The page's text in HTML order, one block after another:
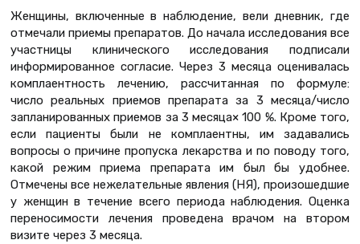
Женщины, включенные в наблюдение, вели дневник, где
отмечали приемы препаратов. До начала исследования все
участницы клинического исследования подписали
информированное согласие. Через 3 месяца оценивалась
комплаентность лечению, рассчитанная по формуле:
число реальных приемов препарата за 3 месяца/число
запланированных приемов за 3 месяца× 100 %. Кроме того,
если пациенты были не комплаентны, им задавались
вопросы о причине пропуска лекарства и по поводу того,
какой режим приема препарата им был бы удобнее.
Отмечены все нежелательные явления (НЯ), произошедшие
у женщин в течение всего периода наблюдения. Оценка
переносимости лечения проведена врачом на втором
визите через 3 месяца.